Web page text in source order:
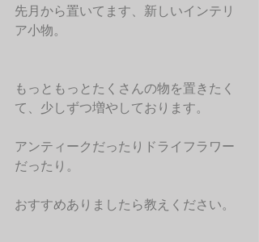
先月から置いてます、新しいインテリ
ア小物。
もっともっとたくさんの物を置きたく
て、少しずつ増やしております。
アンティークだったりドライフラワー
だったり。
おすすめありましたら教えください。